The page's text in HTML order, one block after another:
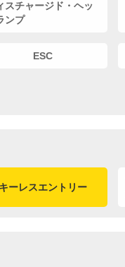
スチャージド・ヘッ
ンプ
ESC
キーレスエントリー